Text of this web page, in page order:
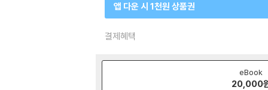
앱 다운 시 1천원 상품권
결제혜택
eBook
20,000